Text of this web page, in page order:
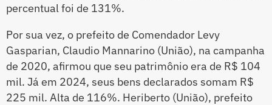
percentual foi de 131%.
Por sua vez, o prefeito de Comendador Levy
Gasparian, Claudio Mannarino (União), na campanha
de 2020, afirmou que seu patrimônio era de R$ 104
mil. Já em 2024, seus bens declarados somam R$
225 mil. Alta de 116%. Heriberto (União), prefeito